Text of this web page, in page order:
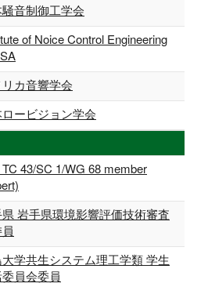
騒音制御工学会
of Noice Control Engineering
カ音響学会
ロービジョン学会
43/SC 1/WG 68 member
岩手県環境影響評価技術審査
学共生システム理工学類 学生
員会委員